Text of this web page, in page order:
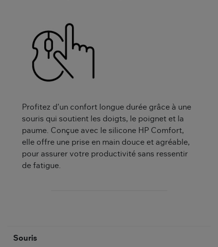
Profitez d’un confort longue durée grâce à une
souris qui soutient les doigts, le poignet et la
paume. Conçue avec le silicone HP Comfort,
elle offre une prise en main douce et agréable,
pour assurer votre productivité sans ressentir
de fatigue.
Souris